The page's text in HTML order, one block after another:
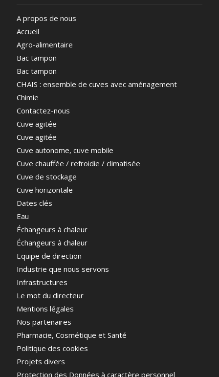
A propos de nous
Accueil
Agro-alimentaire
Bac tampon
Bac tampon
CHAIS : ensemble de cuves avec aménagement
Chimie
Contactez-nous
Cuve agitée
Cuve agitée
Cuve autonome, cuve mobile
Cuve chauffée / refroidie / climatisée
Cuve de stockage
Cuve horizontale
Dates clés
Eau
Échangeurs à chaleur
Échangeurs à chaleur
Equipe de direction
Industrie que nous servons
Infrastructures
Le mot du directeur
Mentions légales
Nos partenaires
Pharmacie, Cosmétique et Santé
Politique des cookies
Projets divers
Protection des Données à caractère personnel